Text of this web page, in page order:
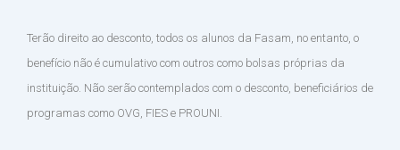
Terão direito ao desconto, todos os alunos da Fasam, no entanto, o
benefício não é cumulativo com outros como bolsas próprias da
instituição. Não serão contemplados com o desconto, beneficiários de
programas como OVG, FIES e PROUNI.